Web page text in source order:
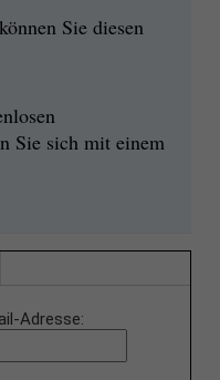
Sie diesen
Sie sich mit einem
Adresse